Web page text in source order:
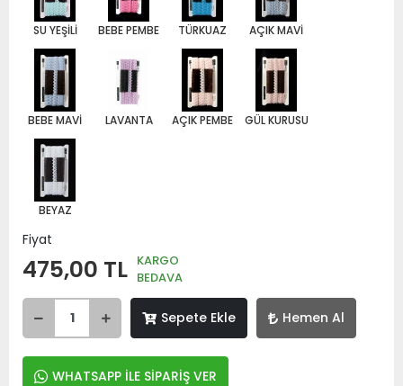
SU YEŞİLİ BEBE PEMBE TÜRKUAZ AÇIK MAVİ
BEBE MAVİ LAVANTA AÇIK PEMBE GÜL KURUSU
BEYAZ
Fiyat
475,00 TL KARGO
BEDAVA
Sepete Ekle Hemen Al
WHATSAPP İLE SİPARİŞ VER